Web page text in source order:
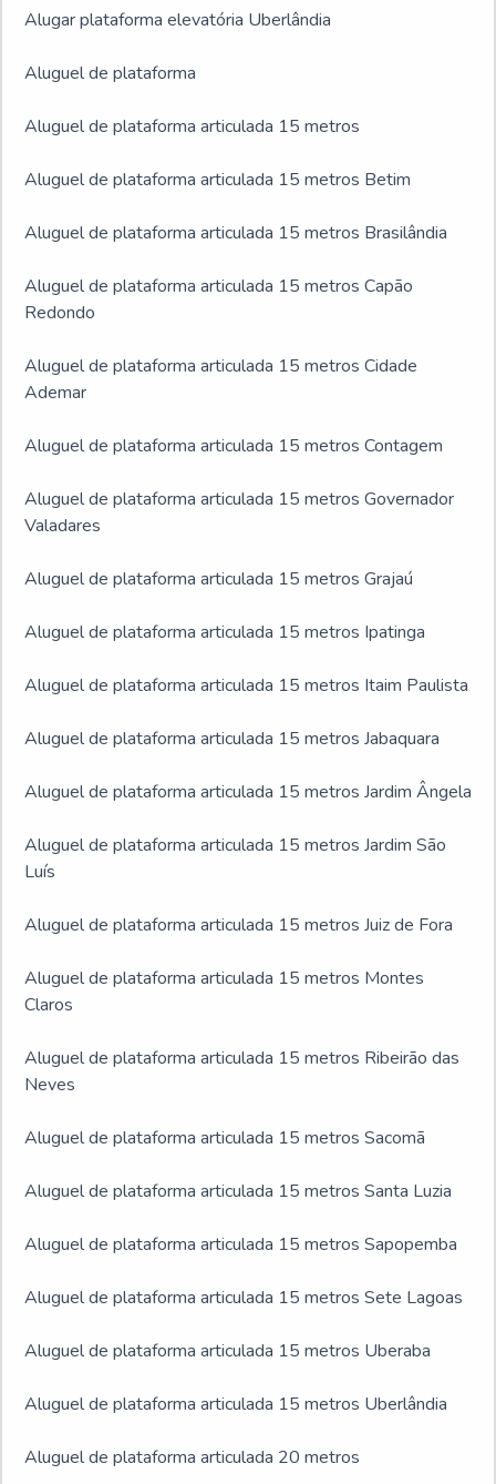
Alugar plataforma elevatória Uberlândia
Aluguel de plataforma
Aluguel de plataforma articulada 15 metros
Aluguel de plataforma articulada 15 metros Betim
Aluguel de plataforma articulada 15 metros Brasilândia
Aluguel de plataforma articulada 15 metros Capão
Redondo
Aluguel de plataforma articulada 15 metros Cidade
Ademar
Aluguel de plataforma articulada 15 metros Contagem
Aluguel de plataforma articulada 15 metros Governador
Valadares
Aluguel de plataforma articulada 15 metros Grajaú
Aluguel de plataforma articulada 15 metros Ipatinga
Aluguel de plataforma articulada 15 metros Itaim Paulista
Aluguel de plataforma articulada 15 metros Jabaquara
Aluguel de plataforma articulada 15 metros Jardim Ângela
Aluguel de plataforma articulada 15 metros Jardim São
Luís
Aluguel de plataforma articulada 15 metros Juiz de Fora
Aluguel de plataforma articulada 15 metros Montes
Claros
Aluguel de plataforma articulada 15 metros Ribeirão das
Neves
Aluguel de plataforma articulada 15 metros Sacomã
Aluguel de plataforma articulada 15 metros Santa Luzia
Aluguel de plataforma articulada 15 metros Sapopemba
Aluguel de plataforma articulada 15 metros Sete Lagoas
Aluguel de plataforma articulada 15 metros Uberaba
Aluguel de plataforma articulada 15 metros Uberlândia
Aluguel de plataforma articulada 20 metros